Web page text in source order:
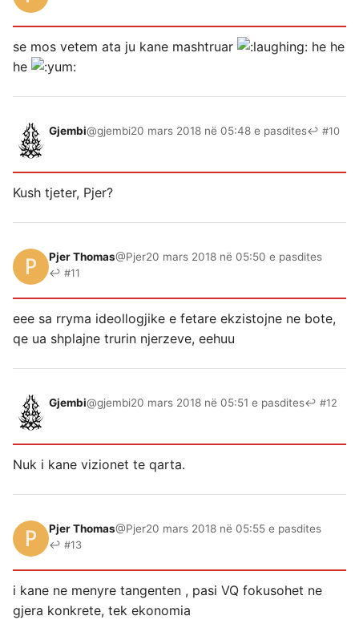
se mos vetem ata ju kane mashtruar
he he
he
Gjembi@gjembi20 mars 2018 në 05:48 e pasdites↩ #10
Kush tjeter, Pjer?
Pjer Thomas@Pjer20 mars 2018 në 05:50 e pasdites
↩ #11
eee sa rryma ideollogjike e fetare ekzistojne ne bote,
qe ua shplajne trurin njerzeve, eehuu
Gjembi@gjembi20 mars 2018 në 05:51 e pasdites↩ #12
Nuk i kane vizionet te qarta.
Pjer Thomas@Pjer20 mars 2018 në 05:55 e pasdites
↩ #13
i kane ne menyre tangenten , pasi VQ fokusohet ne
gjera konkrete, tek ekonomia